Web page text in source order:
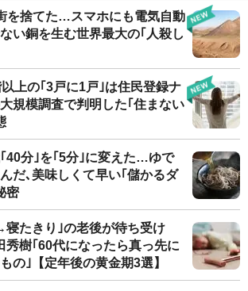
を捨てた…スマホにも電気自動
い銅を生む世界最大の｢人殺し
上の｢3戸に1戸｣は住民登録ナ
規模調査で判明した｢住まない
40分｣を｢5分｣に変えた…ゆで
だ､美味しくて早い｢儲かるダ
密
たきり｣の老後が待ち受け
樹｢60代になったら真っ先に
の｣【定年後の黄金期3選】